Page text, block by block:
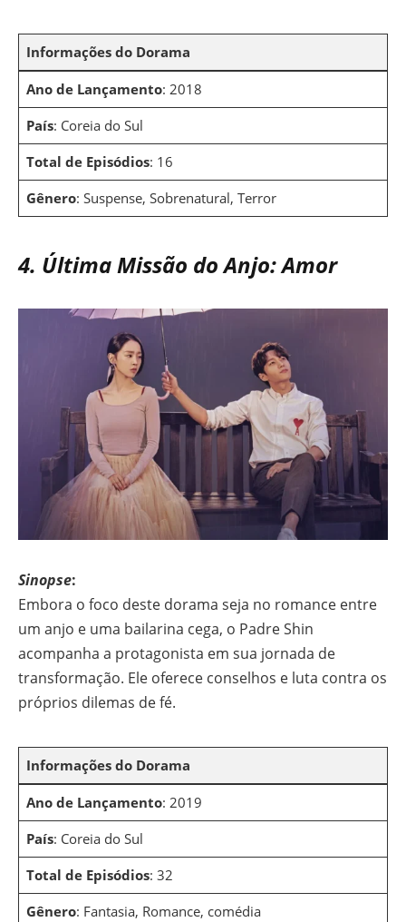
Informações do Dorama
Ano de Lançamento: 2018
País: Coreia do Sul
Total de Episódios: 16
Gênero: Suspense, Sobrenatural, Terror
4. Última Missão do Anjo: Amor
Sinopse:
Embora o foco deste dorama seja no romance entre
um anjo e uma bailarina cega, o Padre Shin
acompanha a protagonista em sua jornada de
transformação. Ele oferece conselhos e luta contra os
próprios dilemas de fé.
Informações do Dorama
Ano de Lançamento: 2019
País: Coreia do Sul
Total de Episódios: 32
Gênero: Fantasia, Romance, comédia